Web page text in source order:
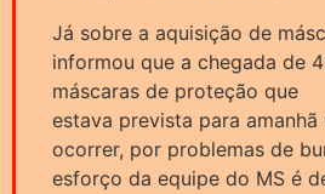
Já sobre a aquisição de
informou que a chegada de
máscaras de proteção que
estava prevista para amanhã
ocorrer, por problemas de
esforço da equipe do MS é